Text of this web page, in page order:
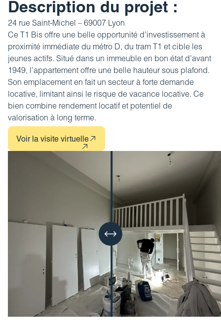
Revue de presse
Nos coordonnées
Estimez votre bien
Impôt sur la plus-value
Calculez votre budget travaux
Le tableau d’amortissement
bancaire
Découvrir votre profil investisseur
Guide des projets urbains
Description du projet :
24 rue Saint-Michel – 69007 Lyon
Ce T1 Bis offre une belle opportunité d’investissement à
proximité immédiate du métro D, du tram T1 et cible les
jeunes actifs. Situé dans un immeuble en bon état d’avant
1949, l’appartement offre une belle hauteur sous plafond.
Son emplacement en fait un secteur à forte demande
locative, limitant ainsi le risque de vacance locative. Ce
bien combine rendement locatif et potentiel de
valorisation à long terme.
Voir la visite virtuelle